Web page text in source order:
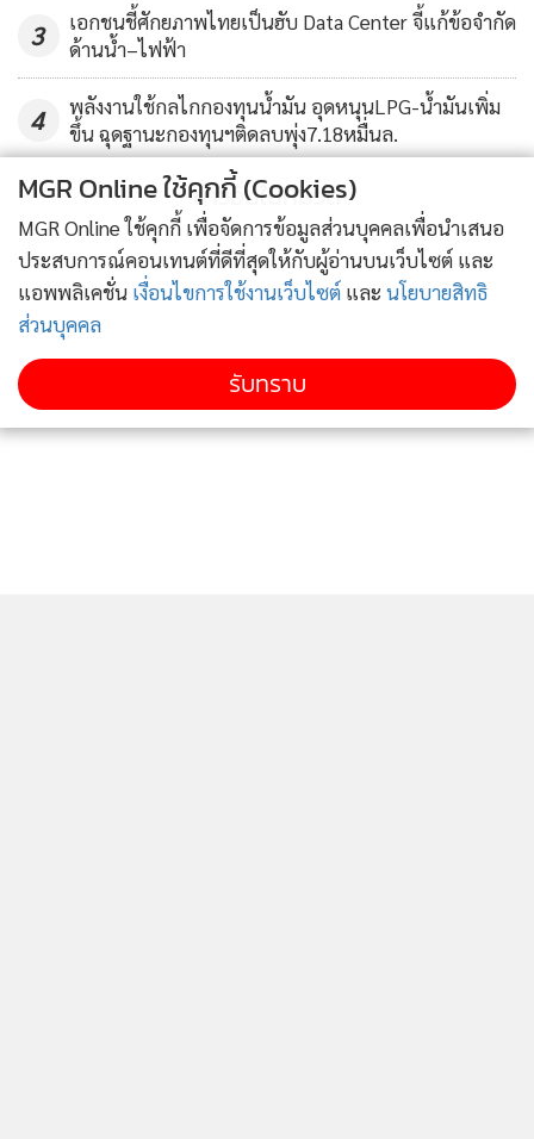
สะอาด ช่วยในการบริหารจัดการพลังงานไฟฟ้าให้มีประสิทธิภาพ
สูงสุดรองรับการเติบโตของเศรษฐกิจไทยในอนาคต และเป็นไป
ตามนโยบายการพัฒนาพลังงานทดแทนของประเทศ
3
เอกชนชี้ศักยภาพไทยเป็นฮับ Data Center จี้แก้ข้อจำกัด
ด้านน้ำ–ไฟฟ้า
4
พลังงานใช้กลไกกองทุนน้ำมัน อุดหนุนLPG-น้ำมันเพิ่ม
ขึ้น ฉุดฐานะกองทุนฯติดลบพุ่ง7.18หมื่นล.
ข่าวอื่นในหมวด
MGR Online ใช้คุกกี้ (Cookies)
MGR Online ใช้คุกกี้ เพื่อจัดการข้อมูลส่วนบุคคลเพื่อนำเสนอ
ประสบการณ์คอนเทนต์ที่ดีที่สุดให้กับผู้อ่านบนเว็บไซต์ และ
แอพพลิเคชั่น เงื่อนไขการใช้งานเว็บไซต์ และ นโยบายสิทธิ
ส่วนบุคคล
รับทราบ